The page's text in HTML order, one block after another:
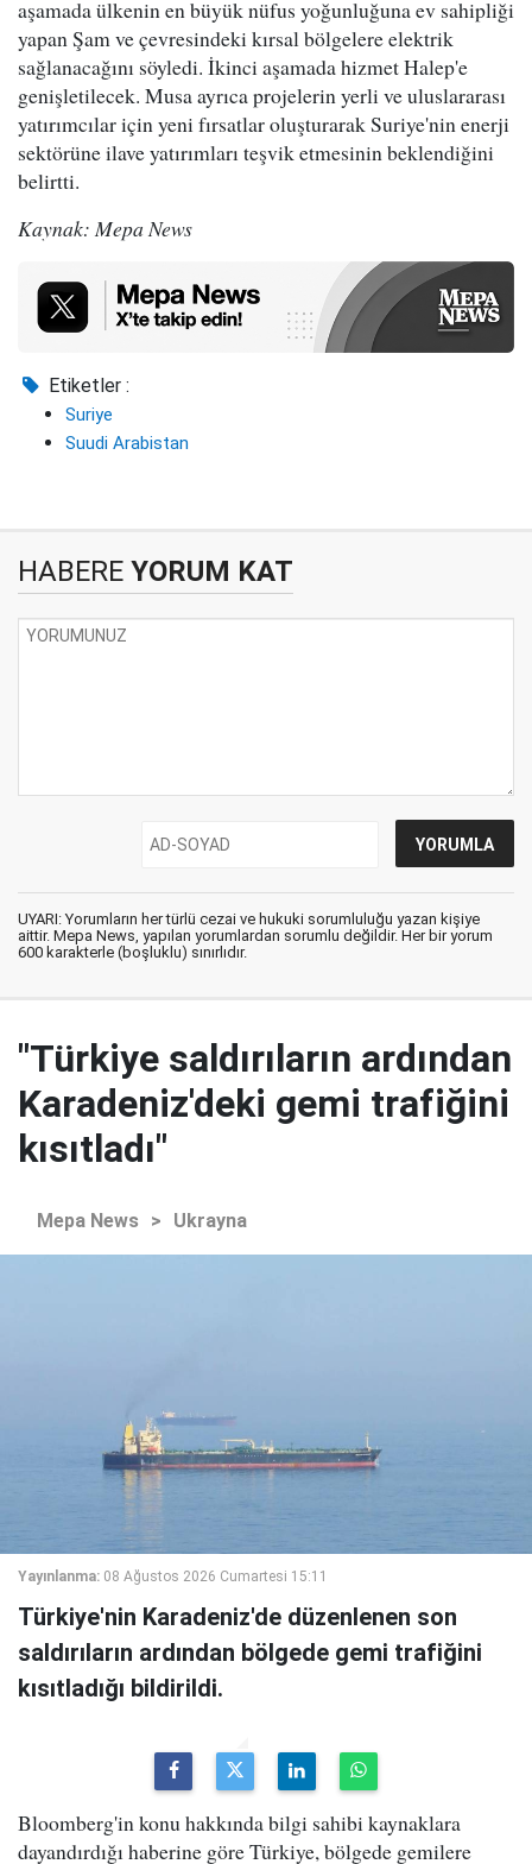
aşamada ülkenin en büyük nüfus yoğunluğuna ev sahipliği
yapan Şam ve çevresindeki kırsal bölgelere elektrik
sağlanacağını söyledi. İkinci aşamada hizmet Halep'e
genişletilecek. Musa ayrıca projelerin yerli ve uluslararası
yatırımcılar için yeni fırsatlar oluşturarak Suriye'nin enerji
sektörüne ilave yatırımları teşvik etmesinin beklendiğini
belirtti.
Kaynak: Mepa News
Etiketler :
Suriye
Suudi Arabistan
HABERE YORUM KAT
UYARI: Yorumların her türlü cezai ve hukuki sorumluluğu yazan kişiye
aittir. Mepa News, yapılan yorumlardan sorumlu değildir. Her bir yorum
600 karakterle (boşluklu) sınırlıdır.
"Türkiye saldırıların ardından
Karadeniz'deki gemi trafiğini
kısıtladı"
Mepa News > Ukrayna
Yayınlanma: 08 Ağustos 2026 Cumartesi 15:11
Türkiye'nin Karadeniz'de düzenlenen son
saldırıların ardından bölgede gemi trafiğini
kısıtladığı bildirildi.
Bloomberg'in konu hakkında bilgi sahibi kaynaklara
dayandırdığı haberine göre Türkiye, bölgede gemilere